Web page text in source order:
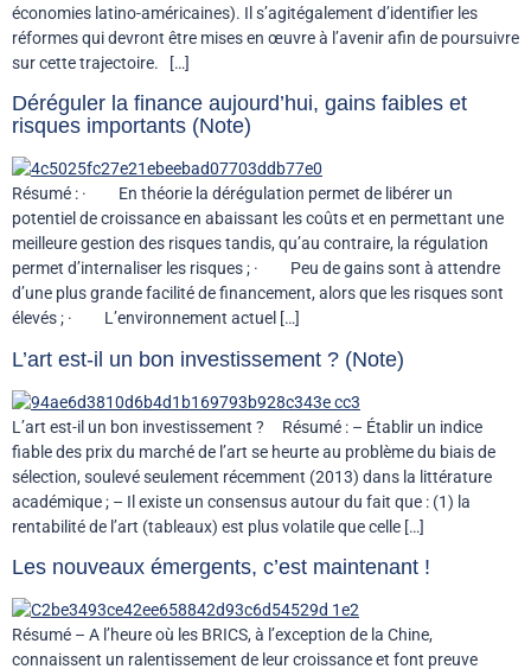
économies latino-américaines). Il s’agitégalement d’identifier les
réformes qui devront être mises en œuvre à l’avenir afin de poursuivre
sur cette trajectoire. […]
Déréguler la finance aujourd’hui, gains faibles et
risques importants (Note)
Résumé : · En théorie la dérégulation permet de libérer un
potentiel de croissance en abaissant les coûts et en permettant une
meilleure gestion des risques tandis, qu’au contraire, la régulation
permet d’internaliser les risques ; · Peu de gains sont à attendre
d’une plus grande facilité de financement, alors que les risques sont
élevés ; · L’environnement actuel […]
L’art est-il un bon investissement ? (Note)
L’art est-il un bon investissement ? Résumé : – Établir un indice
fiable des prix du marché de l’art se heurte au problème du biais de
sélection, soulevé seulement récemment (2013) dans la littérature
académique ; – Il existe un consensus autour du fait que : (1) la
rentabilité de l’art (tableaux) est plus volatile que celle […]
Les nouveaux émergents, c’est maintenant !
Résumé – A l’heure où les BRICS, à l’exception de la Chine,
connaissent un ralentissement de leur croissance et font preuve